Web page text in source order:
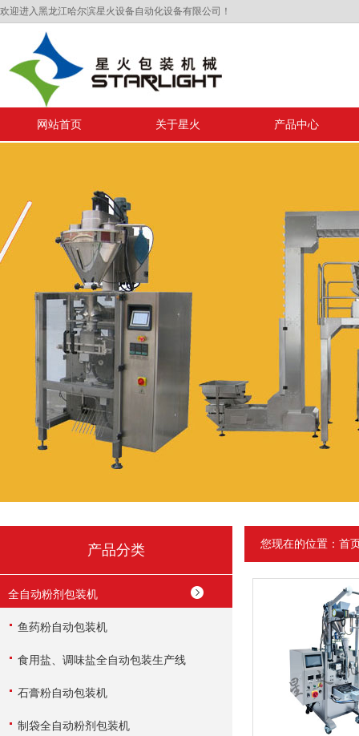
欢迎进入黑龙江哈尔滨星火设备自动化设备有限公司！
网站首页 关于星火 产品中心
产品分类
全自动粉剂包装机
鱼药粉自动包装机
食用盐、调味盐全自动包装生产线
石膏粉自动包装机
制袋全自动粉剂包装机
您现在的位置： 首